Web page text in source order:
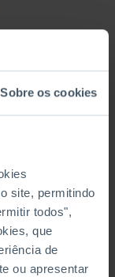
Sobre os cookies
site, permitindo
todos",
que
de
ou apresentar
é